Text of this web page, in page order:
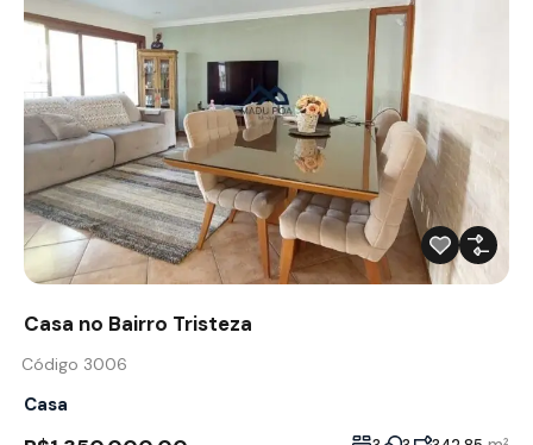
Casa no Bairro Tristeza
Código 3006
Casa